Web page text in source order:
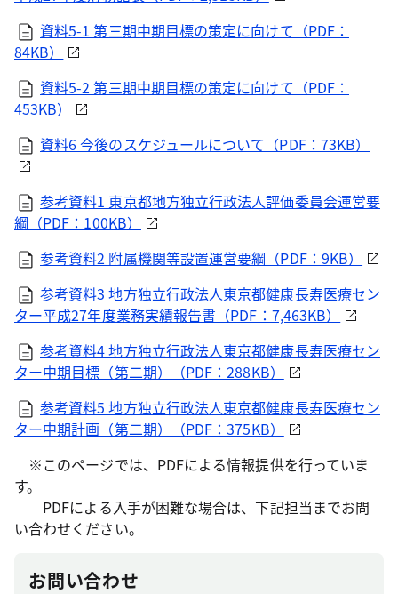
資料5-1 第三期中期目標の策定に向けて（PDF：
84KB）
資料5-2 第三期中期目標の策定に向けて（PDF：
453KB）
資料6 今後のスケジュールについて（PDF：73KB）
参考資料1 東京都地方独立行政法人評価委員会運営要
綱（PDF：100KB）
参考資料2 附属機関等設置運営要綱（PDF：9KB）
参考資料3 地方独立行政法人東京都健康長寿医療セン
ター平成27年度業務実績報告書（PDF：7,463KB）
参考資料4 地方独立行政法人東京都健康長寿医療セン
ター中期目標（第二期）（PDF：288KB）
参考資料5 地方独立行政法人東京都健康長寿医療セン
ター中期計画（第二期）（PDF：375KB）
※このページでは、PDFによる情報提供を行っていま
す。
PDFによる入手が困難な場合は、下記担当までお問
い合わせください。
お問い合わせ